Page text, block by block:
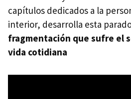
capítulos dedicados a la
interior, desarrolla esta
fragmentación que sufre el
vida cotidiana